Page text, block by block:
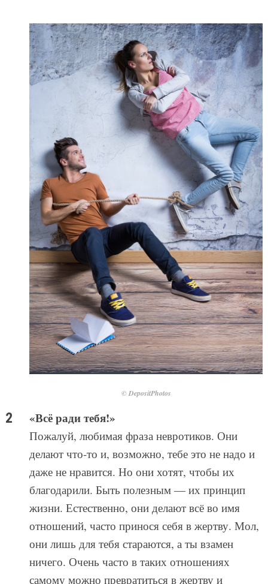
© DepositPhotos
«Всё ради тебя!»
Пожалуй, любимая фраза невротиков. Они
делают что-то и, возможно, тебе это не надо и
даже не нравится. Но они хотят, чтобы их
благодарили. Быть полезным — их принцип
жизни. Естественно, они делают всё во имя
отношений, часто принося себя в жертву. Мол,
они лишь для тебя стараются, а ты взамен
ничего. Очень часто в таких отношениях
самому можно превратиться в жертву и